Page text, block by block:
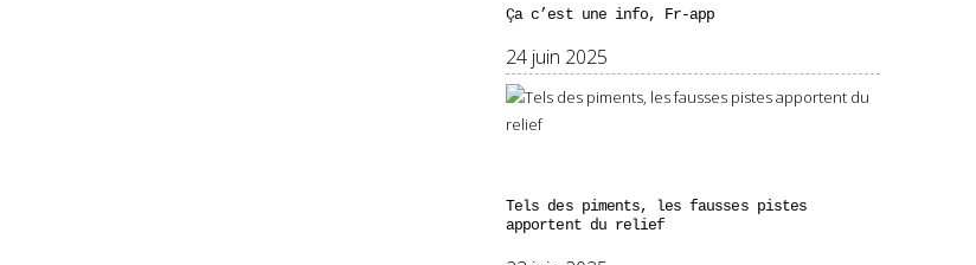
Ça c’est une info, Fr-app
24 juin 2025
Tels des piments, les fausses pistes
apportent du relief